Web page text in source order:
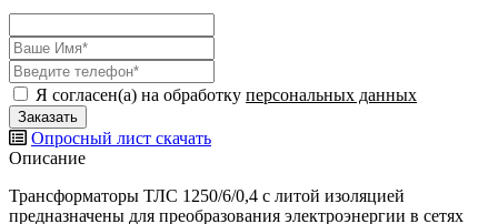
Я согласен(а) на обработку персональных данных
Опросный лист скачать
Описание
Трансформаторы ТЛС 1250/6/0,4 с литой изоляцией
предназначены для преобразования электроэнергии в сетях